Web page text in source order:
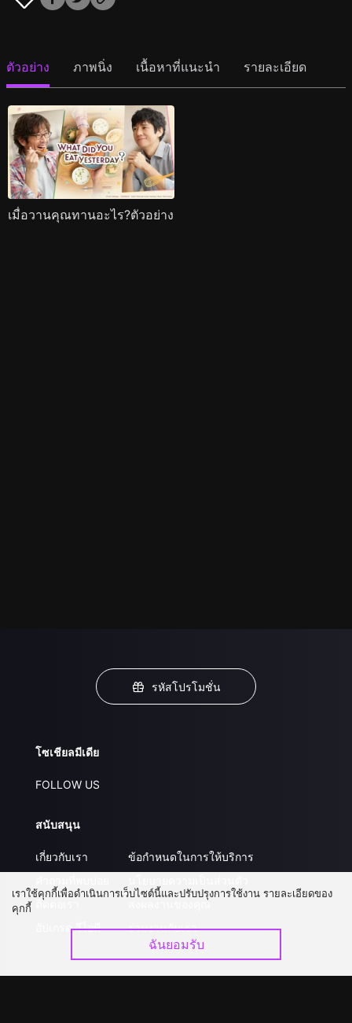
ตัวอย่าง ภาพนิ่ง เนื้อหาที่แนะนำ รายละเอียด
เมื่อวานคุณทานอะไร?ตัวอย่าง
รหัสโปรโมชั่น
โซเชียลมีเดีย
FOLLOW US
สนับสนุน
เกี่ยวกับเรา
ติดต่อเรา
อัปเกรด วีไอพี
ข้อกำหนดในการให้บริการ
ส่งผลงานของคุณ
ร่วมงานกับเรา
เราใช้คุกกี้เพื่อดำเนินการเว็บไซต์นี้และปรับปรุงการใช้งาน รายละเอียดของ
คุกกี้
ฉันยอมรับ